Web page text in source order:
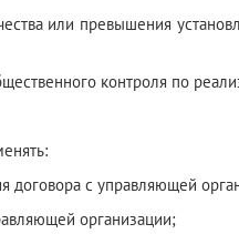
или превышения
контроля по
договора с управляющей
организации;